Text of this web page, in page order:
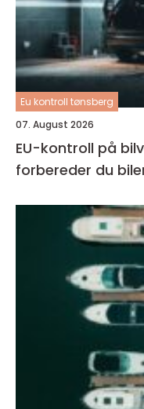
Eu kontroll tønsberg
07. August 2026
EU-kontroll på
forbereder du